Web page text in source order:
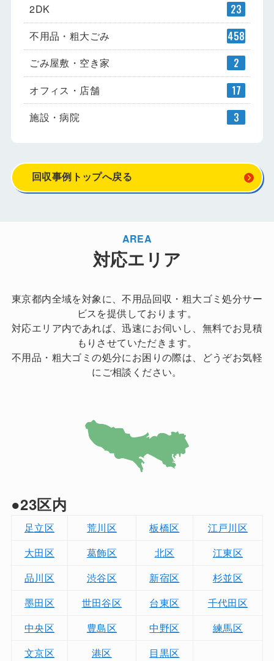
2DK 23
不用品・粗大ごみ 458
ごみ屋敷・空き家 2
オフィス・店舗 17
施設・病院 3
回収事例トップへ戻る
AREA
対応エリア
東京都内全域を対象に、不用品回収・粗大ゴミ処分サー
ビスを提供しております。
対応エリア内であれば、迅速にお伺いし、無料でお見積
もりさせていただきます。
不用品・粗大ゴミの処分にお困りの際は、どうぞお気軽
にご相談ください。
●23区内
足立区 荒川区 板橋区
江戸川区
大田区
葛飾区 北区
江東区
品川区
渋谷区 新宿区
杉並区
墨田区
世田谷区 台東区
千代田区
中央区
豊島区 中野区
練馬区
文京区
港区 目黒区